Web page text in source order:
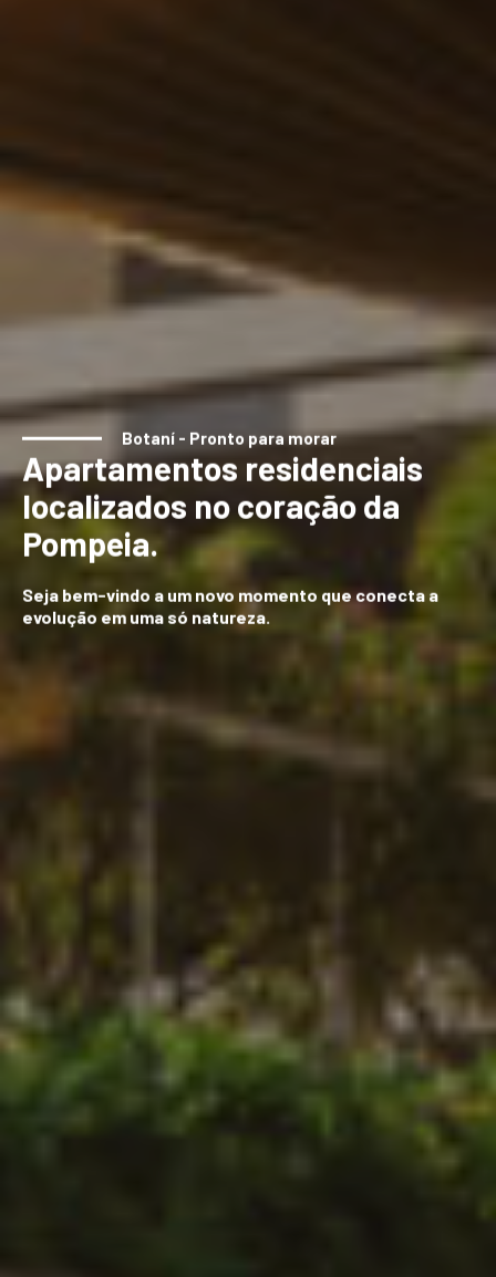
Botaní - Pronto para morar
Apartamentos residenciais
localizados no coração da
Pompeia.
Seja bem-vindo a um novo momento que conecta a
evolução em uma só natureza.